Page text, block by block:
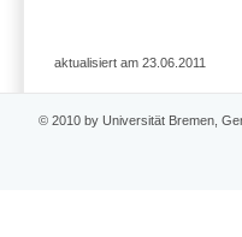
aktualisiert am 23.06.2011
© 2010 by Universität Bremen,